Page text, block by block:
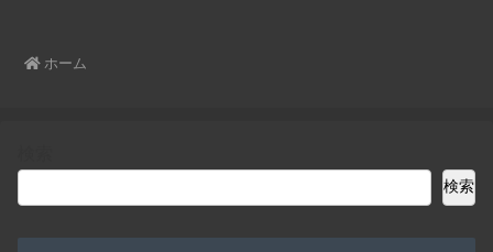
ホーム
検索